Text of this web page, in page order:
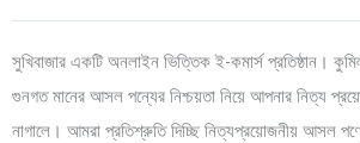
সুখিবাজার একটি অনলাইন ভিত্তিক ই-কমার্স প্রতিষ্ঠান।
গুনগত মানের আসল পন্যের নিশ্চয়তা নিয়ে আপনার নিত্য
নাগালে। আমরা প্রতিশ্রুতি দিচ্ছি নিত্যপ্রয়োজনীয় আসল